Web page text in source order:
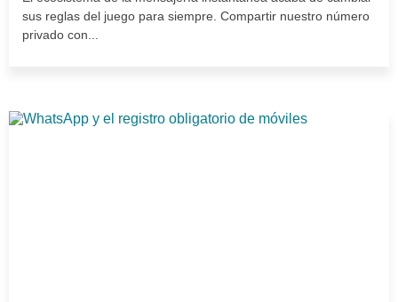
sus reglas del juego para siempre. Compartir nuestro número
privado con...